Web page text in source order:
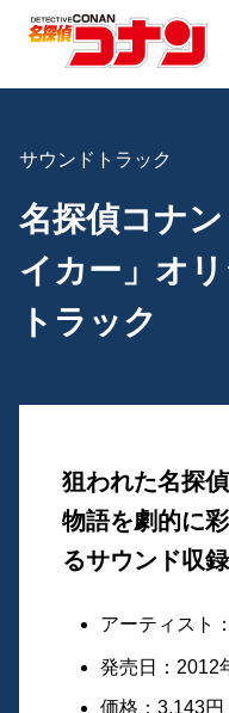
サウンドトラック
名探偵コナ
イカー」オ
トラック
狙われた名探
物語を劇的に
るサウンド収録
アーティスト
発売日：2012
価格：3,143円